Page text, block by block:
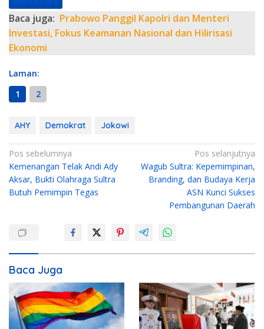
Baca juga: Prabowo Panggil Kapolri dan Menteri
Investasi, Fokus Keamanan Nasional dan Hilirisasi
Ekonomi
Laman:
1
2
AHY Demokrat Jokowi
N
a
v
s
i
p
o
s
Pos sebelumnya
Kemenangan Telak Andi Ady
Aksar, Bukti Olahraga Sultra
Butuh Pemimpin Tegas
Pos selanjutnya
Wagub Sultra: Kepemimpinan,
Branding, dan Budaya Kerja
ASN Kunci Sukses
Pembangunan Daerah
Baca Juga